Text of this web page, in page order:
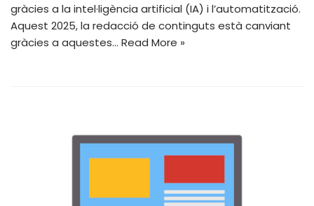
gràcies a la intel·ligència artificial (IA) i l’automatització.
Aquest 2025, la redacció de continguts està canviant
gràcies a aquestes… Read More »